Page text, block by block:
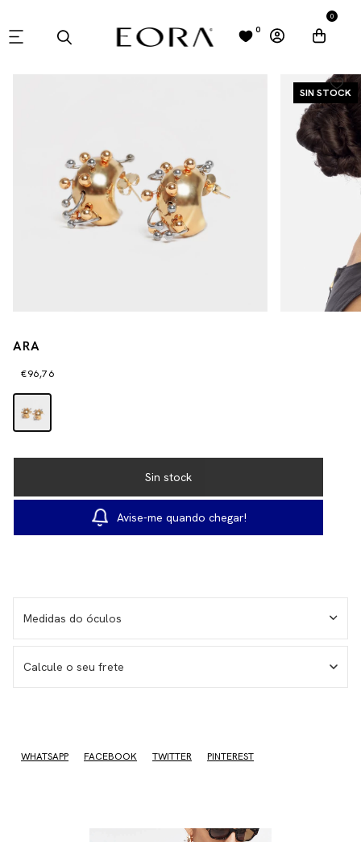
0
0
SIN STOCK
ARA
€96,76
Avise-me quando chegar!
Medidas do óculos
Calcule o seu frete
WHATSAPP FACEBOOK TWITTER PINTEREST